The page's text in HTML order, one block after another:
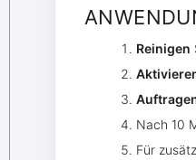
Reinigen
Nach 10
Für